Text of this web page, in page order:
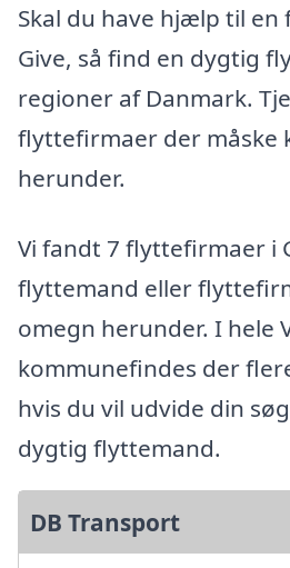
Skal du have hjælp til
Give, så find en dygtig
regioner af Danmark.
flyttefirmaer der måske
herunder.
Vi fandt 7 flyttefirmaer i
flyttemand eller
omegn herunder. I hele
kommunefindes der
hvis du vil udvide din
dygtig flyttemand.
DB Transport